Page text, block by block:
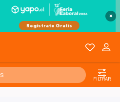
×
FILTRAR